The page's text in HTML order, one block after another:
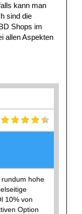
kann man
sind die
Shops im
allen Aspekten
hohe
10% von
Option